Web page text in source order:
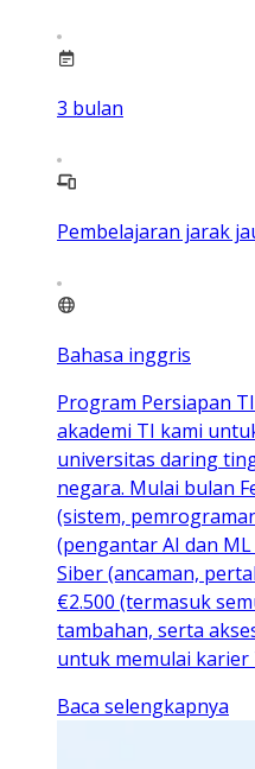
3 bulan
Pembelajaran jarak
Bahasa inggris
Program Persiapan
akademi TI kami
universitas daring
negara. Mulai bulan
(sistem,
(pengantar AI dan
Siber (ancaman,
€2.500 (termasuk
tambahan, serta
untuk memulai karier
Baca selengkapnya